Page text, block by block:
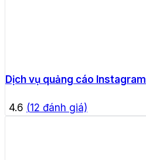
Dịch vụ quảng cáo Instagram
4.6 (12 đánh giá)